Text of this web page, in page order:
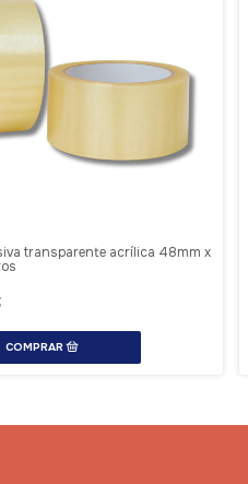
transparente acrílica 48mm x